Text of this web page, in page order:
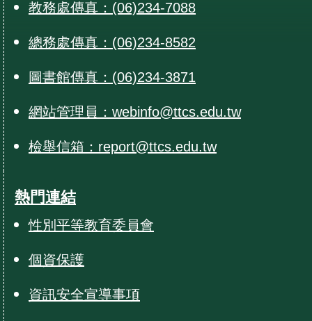
教務處傳真：(06)234-7088
總務處傳真：(06)234-8582
圖書館傳真：(06)234-3871
網站管理員：webinfo@ttcs.edu.tw
檢舉信箱：report@ttcs.edu.tw
熱門連結
性別平等教育委員會
個資保護
資訊安全宣導事項